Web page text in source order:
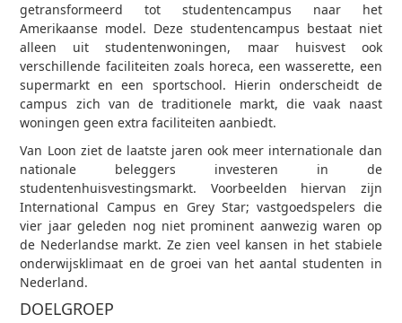
getransformeerd tot studentencampus naar het
Amerikaanse model. Deze studentencampus bestaat niet
alleen uit studentenwoningen, maar huisvest ook
verschillende faciliteiten zoals horeca, een wasserette, een
supermarkt en een sportschool. Hierin onderscheidt de
campus zich van de traditionele markt, die vaak naast
woningen geen extra faciliteiten aanbiedt.
Van Loon ziet de laatste jaren ook meer internationale dan
nationale beleggers investeren in de
studentenhuisvestingsmarkt. Voorbeelden hiervan zijn
International Campus en Grey Star; vastgoedspelers die
vier jaar geleden nog niet prominent aanwezig waren op
de Nederlandse markt. Ze zien veel kansen in het stabiele
onderwijsklimaat en de groei van het aantal studenten in
Nederland.
DOELGROEP